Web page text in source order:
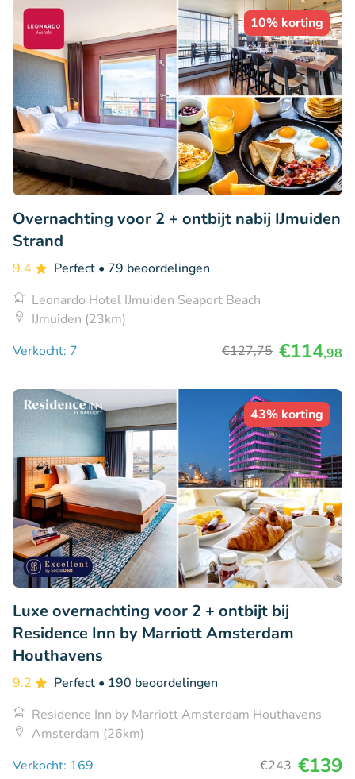
10% korting
Overnachting voor 2 + ontbijt nabij IJmuiden
Strand
9.4 Perfect • 79 beoordelingen
Leonardo Hotel IJmuiden Seaport Beach
IJmuiden (23km)
Verkocht: 7
€127,75 €114,98
43% korting
Luxe overnachting voor 2 + ontbijt bij
Residence Inn by Marriott Amsterdam
Houthavens
9.2 Perfect • 190 beoordelingen
Residence Inn by Marriott Amsterdam Houthavens
Amsterdam (26km)
Verkocht: 169
€243 €139